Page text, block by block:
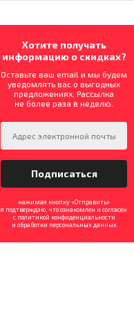
Хотите получать
информацию о скидках?
Оставьте ваш email и мы будем
уведомлять вас о выгодных
предложениях. Рассылка
не более раза в неделю.
нажимая кнопку «Отправить»
я подтверждаю, что ознакомлен и согласен
с политикой конфиденциальности
и обработки персональных данных